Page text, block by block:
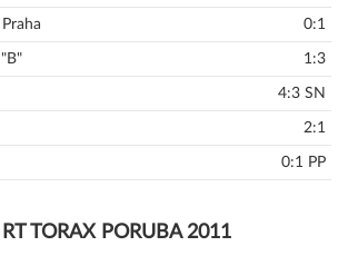
0:1
1:3
4:3 SN
2:1
0:1 PP
TORAX PORUBA 2011